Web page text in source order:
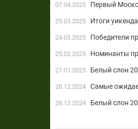
07.04.2025 Первый
25.03.2025 Итоги
24.03.2025 Победители
25.02.2025 Номинанты
27.01.2025 Белый слон
28.12.2024 Самые
28.12.2024 Белый слон